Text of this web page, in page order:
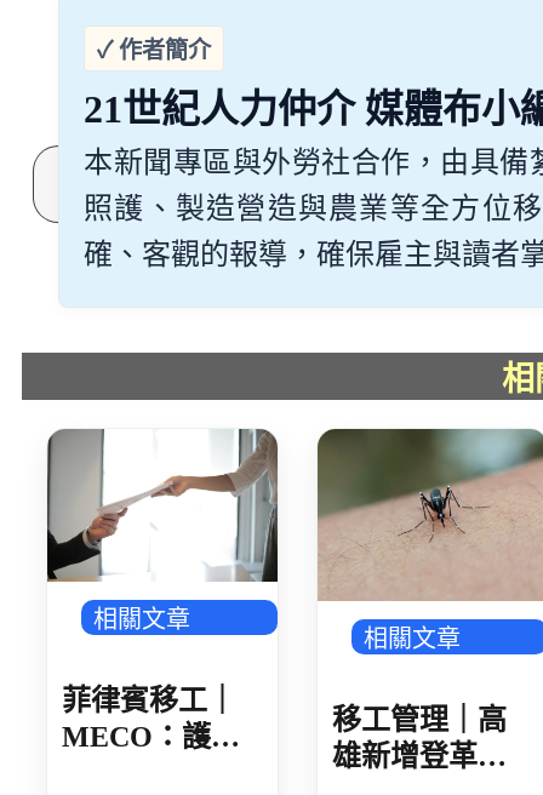
案例分享
歷年評鑑成績
失聯協尋
21世紀人力仲介 媒體布小
本新聞專區與外勞社合作，由具
照護、製造營造與農業等全方位
確、客觀的報導，確保雇主與讀者
相
相關文章
菲律賓移工｜
MECO：護照
相關文章
移工管理｜高
雄新增登革熱